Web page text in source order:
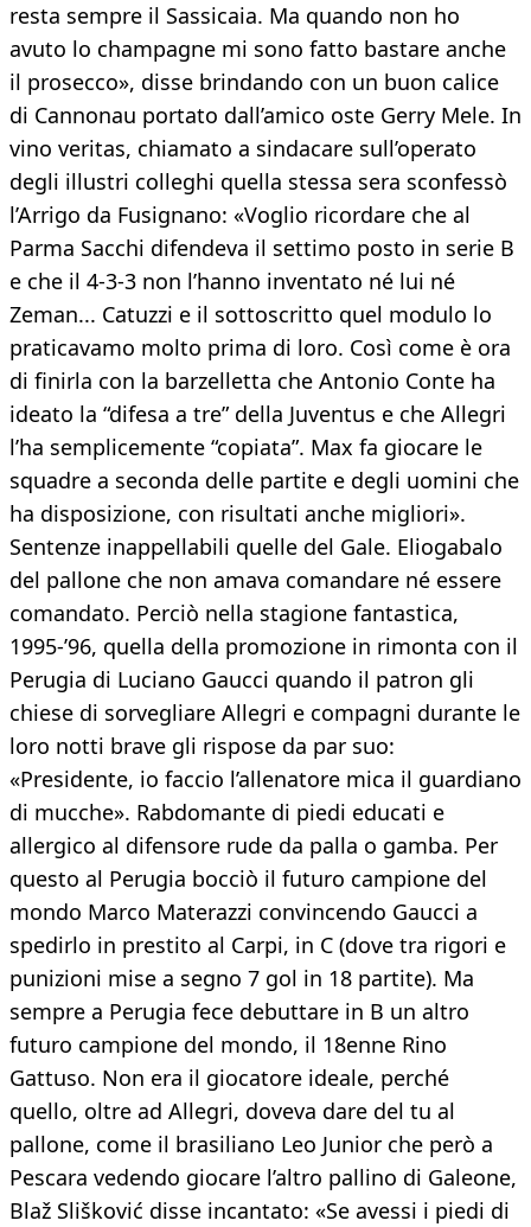
resta sempre il Sassicaia. Ma quando non ho
avuto lo champagne mi sono fatto bastare anche
il prosecco», disse brindando con un buon calice
di Cannonau portato dall’amico oste Gerry Mele. In
vino veritas, chiamato a sindacare sull’operato
degli illustri colleghi quella stessa sera sconfessò
l’Arrigo da Fusignano: «Voglio ricordare che al
Parma Sacchi difendeva il settimo posto in serie B
e che il 4-3-3 non l’hanno inventato né lui né
Zeman... Catuzzi e il sottoscritto quel modulo lo
praticavamo molto prima di loro. Così come è ora
di finirla con la barzelletta che Antonio Conte ha
ideato la “difesa a tre” della Juventus e che Allegri
l’ha semplicemente “copiata”. Max fa giocare le
squadre a seconda delle partite e degli uomini che
ha disposizione, con risultati anche migliori».
Sentenze inappellabili quelle del Gale. Eliogabalo
del pallone che non amava comandare né essere
comandato. Perciò nella stagione fantastica,
1995-’96, quella della promozione in rimonta con il
Perugia di Luciano Gaucci quando il patron gli
chiese di sorvegliare Allegri e compagni durante le
loro notti brave gli rispose da par suo:
«Presidente, io faccio l’allenatore mica il guardiano
di mucche». Rabdomante di piedi educati e
allergico al difensore rude da palla o gamba. Per
questo al Perugia bocciò il futuro campione del
mondo Marco Materazzi convincendo Gaucci a
spedirlo in prestito al Carpi, in C (dove tra rigori e
punizioni mise a segno 7 gol in 18 partite). Ma
sempre a Perugia fece debuttare in B un altro
futuro campione del mondo, il 18enne Rino
Gattuso. Non era il giocatore ideale, perché
quello, oltre ad Allegri, doveva dare del tu al
pallone, come il brasiliano Leo Junior che però a
Pescara vedendo giocare l’altro pallino di Galeone,
Blaž Slišković disse incantato: «Se avessi i piedi di